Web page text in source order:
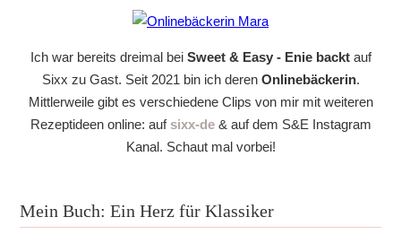
Ich war bereits dreimal bei Sweet & Easy - Enie backtauf
Sixx zu Gast. Seit 2021 bin ich deren Onlinebäckerin.
Mittlerweile gibt es verschiedene Clips von mir mit weiteren
Rezeptideen online: auf sixx-de& auf dem S&E Instagram
Kanal. Schaut mal vorbei!
Mein Buch: Ein Herz für Klassiker